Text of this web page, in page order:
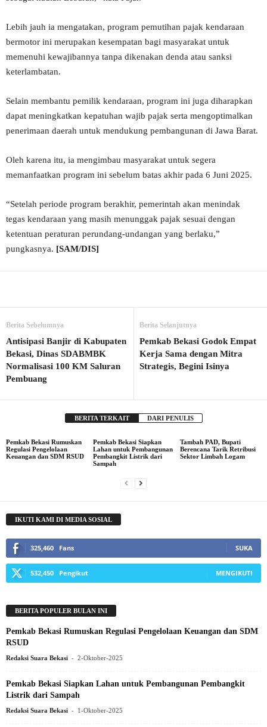
Lebih jauh ia mengatakan, program pemutihan pajak kendaraan
bermotor ini merupakan kesempatan bagi masyarakat untuk
memenuhi kewajibannya tanpa dikenakan denda atau sanksi
keterlambatan.
Selain membantu pemilik kendaraan, program ini juga diharapkan
dapat meningkatkan kepatuhan wajib pajak serta mengoptimalkan
penerimaan daerah untuk mendukung pembangunan di Jawa Barat.
Oleh karena itu, ia mengimbau masyarakat untuk segera
memanfaatkan program ini sebelum batas akhir pada 6 Juni 2025.
“Setelah periode program berakhir, pemerintah akan menindak
tegas kendaraan yang masih menunggak pajak sesuai dengan
ketentuan peraturan perundang-undangan yang berlaku,”
pungkasnya. [SAM/DIS]
Berita Sebelumnya
Antisipasi Banjir di Kabupaten
Bekasi, Dinas SDABMBK
Normalisasi 100 KM Saluran
Pembuang
Berita Selanjutnya
Pemkab Bekasi Godok Empat
Kerja Sama dengan Mitra
Strategis, Begini Isinya
BERITA TERKAIT DARI PENULIS
Pemkab Bekasi Rumuskan
Regulasi Pengelolaan
Keuangan dan SDM RSUD
Pemkab Bekasi Siapkan
Lahan untuk Pembangunan
Pembangkit Listrik dari
Sampah
Tambah PAD, Bupati
Berencana Tarik Retribusi
Sektor Limbah Logam
IKUTI KAMI DI MEDIA SOSIAL
325,460 Fans SUKA
532,450 Pengikut MENGIKUTI
BERITA POPULER BULAN INI
Pemkab Bekasi Rumuskan Regulasi Pengelolaan Keuangan dan SDM
RSUD
Redaksi Suara Bekasi - 2-Oktober-2025
Pemkab Bekasi Siapkan Lahan untuk Pembangunan Pembangkit
Listrik dari Sampah
Redaksi Suara Bekasi - 1-Oktober-2025